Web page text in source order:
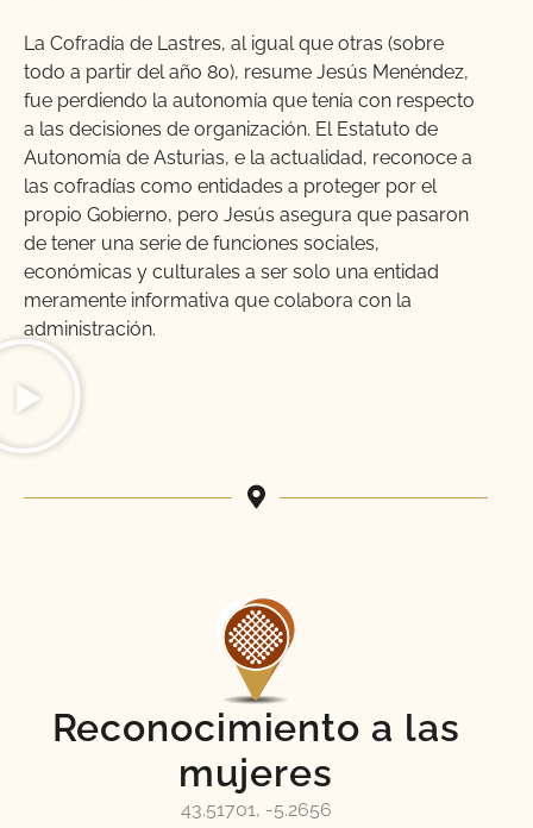
La Cofradía de Lastres, al igual que otras (sobre
todo a partir del año 80), resume Jesús Menéndez,
fue perdiendo la autonomía que tenía con respecto
a las decisiones de organización. El Estatuto de
Autonomía de Asturias, e la actualidad, reconoce a
las cofradías como entidades a proteger por el
propio Gobierno, pero Jesús asegura que pasaron
de tener una serie de funciones sociales,
económicas y culturales a ser solo una entidad
meramente informativa que colabora con la
administración.
Reconocimiento a las
mujeres
43.51701, -5.2656